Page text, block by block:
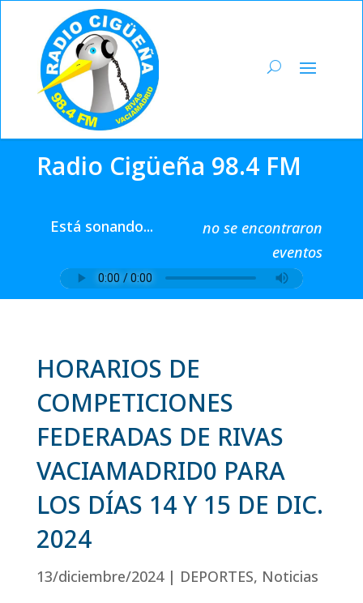
Radio Cigüeña 98.4 FM
Está sonando...
no se encontraron
eventos
HORARIOS DE
COMPETICIONES
FEDERADAS DE RIVAS
VACIAMADRID0 PARA
LOS DÍAS 14 Y 15 DE DIC.
2024
13/diciembre/2024| DEPORTES, Noticias